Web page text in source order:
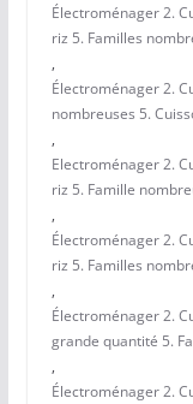
Électroménager 2.
riz 5. Familles
,
Électroménager 2.
nombreuses 5.
,
Electroménager 2.
riz 5. Famille
,
Électroménager 2.
riz 5. Familles
,
Électroménager 2.
grande quantité 5.
,
Électroménager 2.